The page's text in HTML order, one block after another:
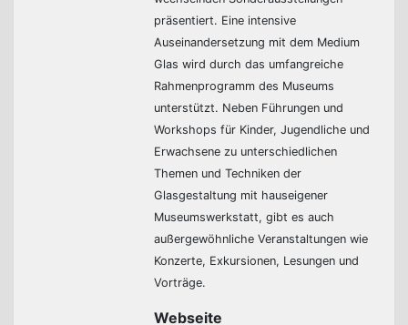
präsentiert. Eine intensive
Auseinandersetzung mit dem Medium
Glas wird durch das umfangreiche
Rahmenprogramm des Museums
unterstützt. Neben Führungen und
Workshops für Kinder, Jugendliche und
Erwachsene zu unterschiedlichen
Themen und Techniken der
Glasgestaltung mit hauseigener
Museumswerkstatt, gibt es auch
außergewöhnliche Veranstaltungen wie
Konzerte, Exkursionen, Lesungen und
Vorträge.
Webseite